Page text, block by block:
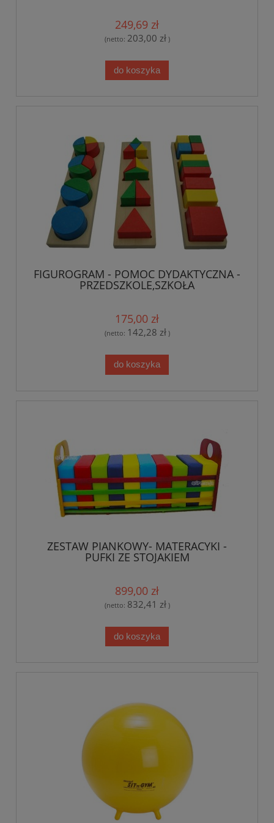
249,69 zł
(netto: 203,00 zł)
do koszyka
FIGUROGRAM - POMOC DYDAKTYCZNA -
PRZEDSZKOLE,SZKOŁA
175,00 zł
(netto: 142,28 zł)
do koszyka
ZESTAW PIANKOWY- MATERACYKI -
PUFKI ZE STOJAKIEM
899,00 zł
(netto: 832,41 zł)
do koszyka